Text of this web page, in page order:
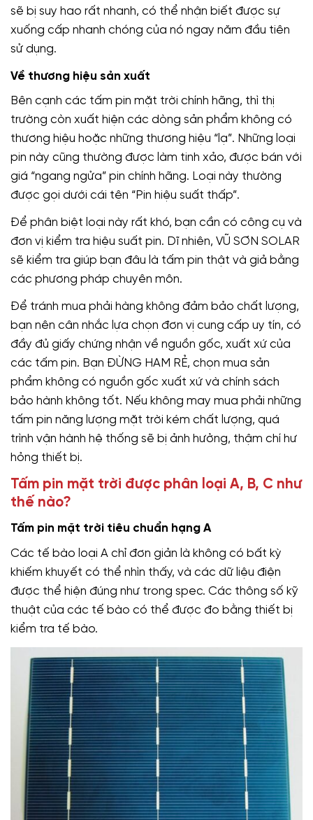
sẽ bị suy hao rất nhanh, có thể nhận biết được sự
xuống cấp nhanh chóng của nó ngay năm đầu tiên
sử dụng.
Về thương hiệu sản xuất
Bên cạnh các tấm pin mặt trời chính hãng, thì thị
trường còn xuất hiện các dòng sản phẩm không có
thương hiệu hoặc những thương hiệu “lạ”. Những loại
pin này cũng thường được làm tinh xảo, được bán với
giá “ngang ngửa” pin chính hãng. Loại này thường
được gọi dưới cái tên “Pin hiệu suất thấp”.
Để phân biệt loại này rất khó, bạn cần có công cụ và
đơn vị kiểm tra hiệu suất pin. Dĩ nhiên, VŨ SƠN SOLAR
sẽ kiểm tra giúp bạn đâu là tấm pin thật và giả bằng
các phương pháp chuyên môn.
Để tránh mua phải hàng không đảm bảo chất lượng,
bạn nên cân nhắc lựa chọn đơn vị cung cấp uy tín, có
đầy đủ giấy chứng nhận về nguồn gốc, xuất xứ của
các tấm pin. Bạn ĐỪNG HAM RẺ, chọn mua sản
phẩm không có nguồn gốc xuất xứ và chính sách
bảo hành không tốt. Nếu không may mua phải những
tấm pin năng lượng mặt trời kém chất lượng, quá
trình vận hành hệ thống sẽ bị ảnh hưởng, thậm chí hư
hỏng thiết bị.
Tấm pin mặt trời được phân loại A, B, C như
thế nào?
Tấm pin mặt trời tiêu chuẩn hạng A
Các tế bào loại A chỉ đơn giản là không có bất kỳ
khiếm khuyết có thể nhìn thấy, và các dữ liệu điện
được thể hiện đúng như trong spec. Các thông số kỹ
thuật của các tế bào có thể được đo bằng thiết bị
kiểm tra tế bào.